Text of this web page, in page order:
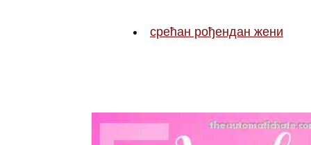
срећан рођендан жени